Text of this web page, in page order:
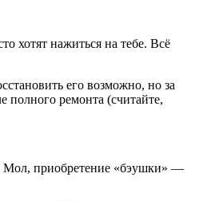
хотят нажиться на тебе. Всё
его возможно, но за
полного ремонта (считайте,
Мол, приобретение «бэушки» —